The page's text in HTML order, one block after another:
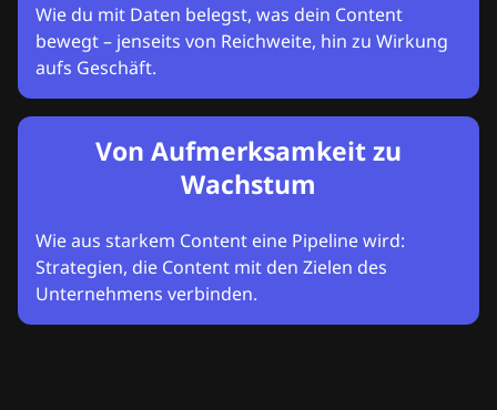
Wie du mit Daten belegst, was dein Content
bewegt – jenseits von Reichweite, hin zu Wirkung
aufs Geschäft.
Von Aufmerksamkeit zu
Wachstum
Wie aus starkem Content eine Pipeline wird:
Strategien, die Content mit den Zielen des
Unternehmens verbinden.